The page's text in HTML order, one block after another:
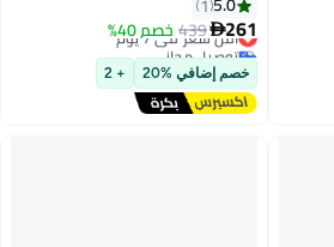
4
261
439خصم 40%
أقل سعر في 7 يوم
توصيل مجاني
أقل سعر في 7 يوم
خصم إضافي %20 + 2